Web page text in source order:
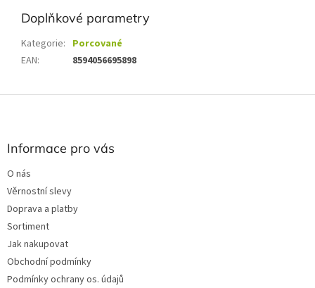
Doplňkové parametry
Kategorie: Porcované
EAN: 8594056695898
Z
Informace pro vás
O nás
Věrnostní slevy
Doprava a platby
Sortiment
Jak nakupovat
Obchodní podmínky
Podmínky ochrany os. údajů